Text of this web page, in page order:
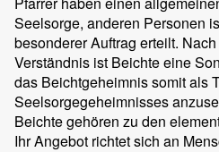
Seelsorge, anderen Personen
besonderer Auftrag erteilt.
Verständnis ist Beichte eine
das Beichtgeheimnis somit als
Seelsorgegeheimnisses
Beichte gehören zu den
Ihr Angebot richtet sich an